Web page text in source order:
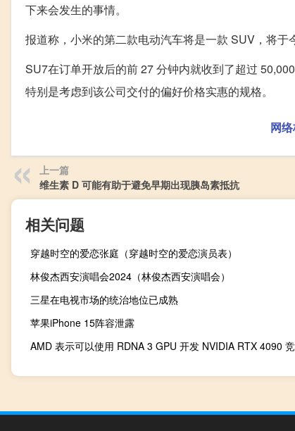
下来会发生的事情。
报道称，小米的第二款电动汽车将是一款 SUV，将于
SU7在订单开放后的前 27 分钟内就收到了超过
特别是考虑到该公司交付的偏好价格实惠的规格。
网络
上一篇
维生素 D 可能有助于避免早期出现胰岛素抵抗
相关问题
穿越时空的爱恋张庭（穿越时空的爱恋演员表）
林俊杰西安演唱会2024（林俊杰西安演唱会）
三星在电视市场的统治地位已成熟
苹果iPhone 15阵容泄露
AMD 表示可以使用 RDNA 3 GPU 开发 NVIDIA RTX 4090